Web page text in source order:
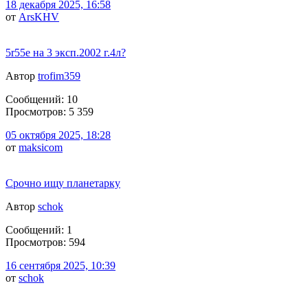
18 декабря 2025, 16:58
от ArsKHV
5r55e на 3 эксп.2002 г.4л?
Автор trofim359
Сообщений: 10
Просмотров: 5 359
05 октября 2025, 18:28
от maksicom
Срочно ищу планетарку
Автор schok
Сообщений: 1
Просмотров: 594
16 сентября 2025, 10:39
от schok